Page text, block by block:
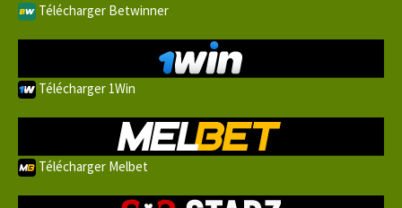
Télécharger Betwinner
Télécharger 1Win
Télécharger Melbet